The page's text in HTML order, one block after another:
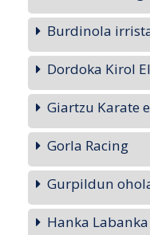
Burdinola
Dordoka Kirol
Giartzu Karate
Gorla Racing
Gurpildun
Hanka